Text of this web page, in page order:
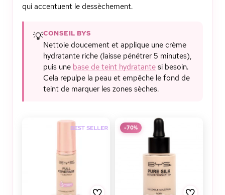
qui accentuent le dessèchement.
💡CONSEIL BYS
Nettoie doucement et applique une crème
hydratante riche (laisse pénétrer 5 minutes),
puis une base de teint hydratante si besoin.
Cela repulpe la peau et empêche le fond de
teint de marquer les zones sèches.
-70%